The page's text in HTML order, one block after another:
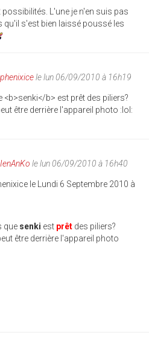
L'une je n'en suis pas
qu'il s'est bien laissé poussé les
phenixicele lun 06/09/2010 à 16h19
<b>senki</b> est prêt des piliers?
être derrière l'appareil photo :lol:
IenAnKo le lun 06/09/2010 à 16h40
le Lundi 6 Septembre 2010 à
que senki est prêt des piliers?
être derrière l'appareil photo